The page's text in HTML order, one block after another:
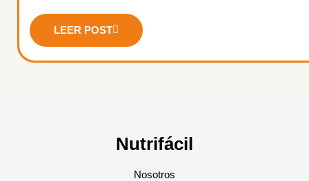
LEER POST
Nutrifácil
Nosotros